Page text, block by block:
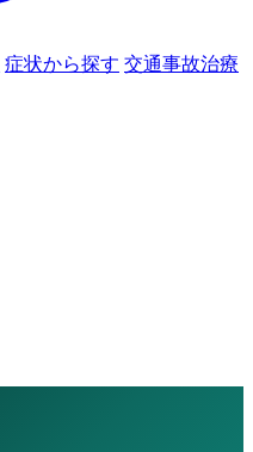
症状から探す 交通事故治療